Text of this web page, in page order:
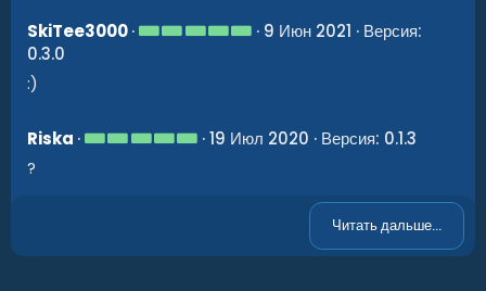
ё
з
SkiTee3000 5
з
9 Июн 2021
Версия:
0.3.0
:)
Riska 5
з
19 Июл 2020
Версия: 0.1.3
?
Читать дальше...